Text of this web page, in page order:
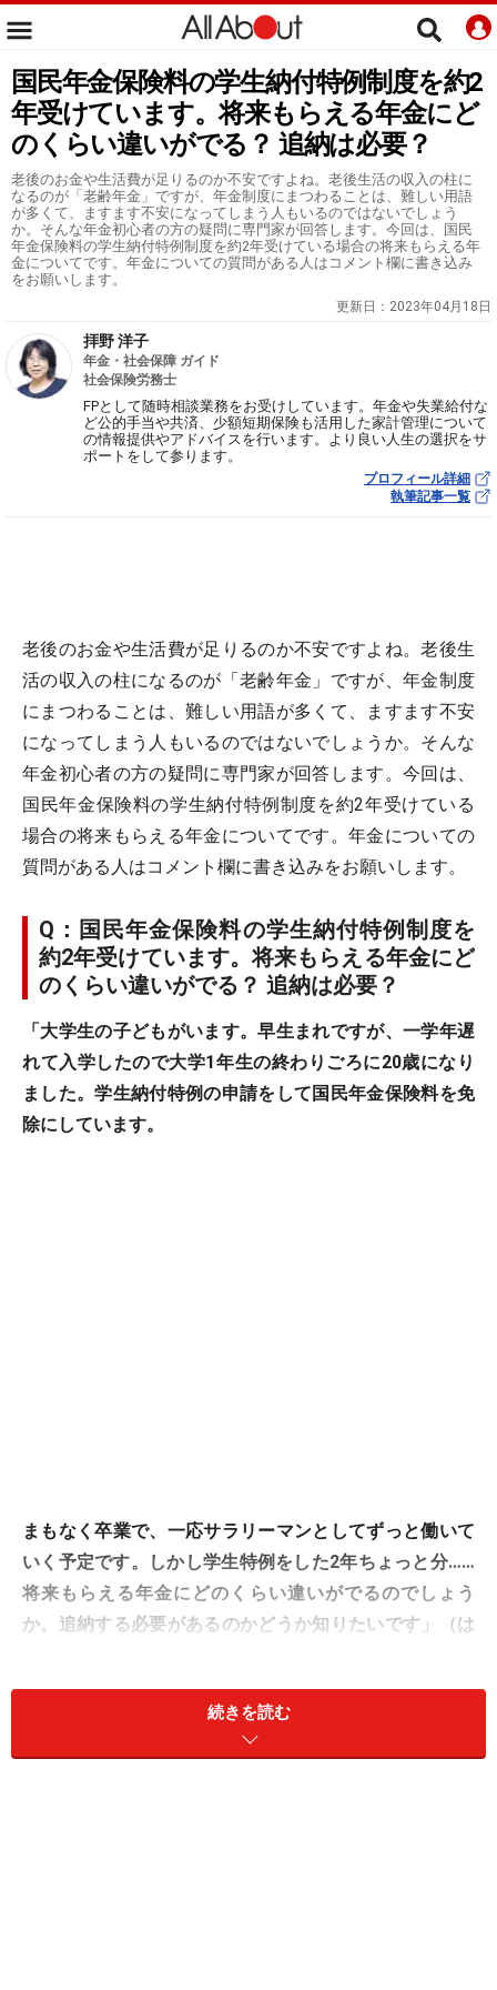
国民年金保険料の学生納付特例制度を約2
年受けています。将来もらえる年金にど
のくらい違いがでる？ 追納は必要？
老後のお金や生活費が足りるのか不安ですよね。老後生活の収入の柱に
なるのが「老齢年金」ですが、年金制度にまつわることは、難しい用語
が多くて、ますます不安になってしまう人もいるのではないでしょう
か。そんな年金初心者の方の疑問に専門家が回答します。今回は、国民
年金保険料の学生納付特例制度を約2年受けている場合の将来もらえる年
金についてです。年金についての質問がある人はコメント欄に書き込み
をお願いします。
更新日： 2023年04月18日
拝野 洋子
年金・社会保障 ガイド
社会保険労務士
FPとして随時相談業務をお受けしています。年金や失業給付な
ど公的手当や共済、少額短期保険も活用した家計管理について
の情報提供やアドバイスを行います。より良い人生の選択をサ
ポートをして参ります。
プロフィール詳細
執筆記事一覧
老後のお金や生活費が足りるのか不安ですよね。老後生
活の収入の柱になるのが「老齢年金」ですが、年金制度
にまつわることは、難しい用語が多くて、ますます不安
になってしまう人もいるのではないでしょうか。そんな
年金初心者の方の疑問に専門家が回答します。今回は、
国民年金保険料の学生納付特例制度を約2年受けている
場合の将来もらえる年金についてです。年金についての
質問がある人はコメント欄に書き込みをお願いします。
Q：国民年金保険料の学生納付特例制度を
約2年受けています。将来もらえる年金にど
のくらい違いがでる？ 追納は必要？
「大学生の子どもがいます。早生まれですが、一学年遅
れて入学したので大学1年生の終わりごろに20歳になり
ました。学生納付特例の申請をして国民年金保険料を免
除にしています。
まもなく卒業で、一応サラリーマンとしてずっと働いて
いく予定です。しかし学生特例をした2年ちょっと分……
将来もらえる年金にどのくらい違いがでるのでしょう
か。追納する必要があるのかどうか知りたいです」（は
続きを読む